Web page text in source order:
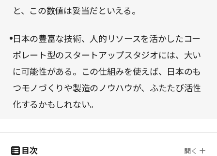
と、この数値は妥当だといえる。
日本の豊富な技術、人的リソースを活かしたコー
ポレート型のスタートアップスタジオには、大い
に可能性がある。この仕組みを使えば、日本のも
つモノづくりや製造のノウハウが、ふたたび活性
化するかもしれない。
目次 開く